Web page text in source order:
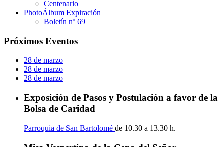
Centenario
PhotoÁlbum Expiración
Boletín nº 69
Próximos Eventos
28 de marzo
28 de marzo
28 de marzo
Exposición de Pasos y Postulación a favor de la
Bolsa de Caridad
Parroquia de San Bartolomé de 10.30 a 13.30 h.